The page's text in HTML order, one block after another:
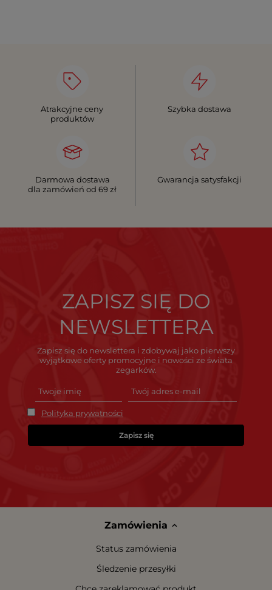
Atrakcyjne ceny
produktów
Szybka dostawa
Darmowa dostawa
dla zamówień od 69 zł
Gwarancja satysfakcji
ZAPISZ SIĘ DO
NEWSLETTERA
Zapisz się do newslettera i zdobywaj jako pierwszy
wyjątkowe oferty promocyjne i nowości ze świata
zegarków.
Polityka prywatności
Zapisz się
Zamówienia
Status zamówienia
Śledzenie przesyłki